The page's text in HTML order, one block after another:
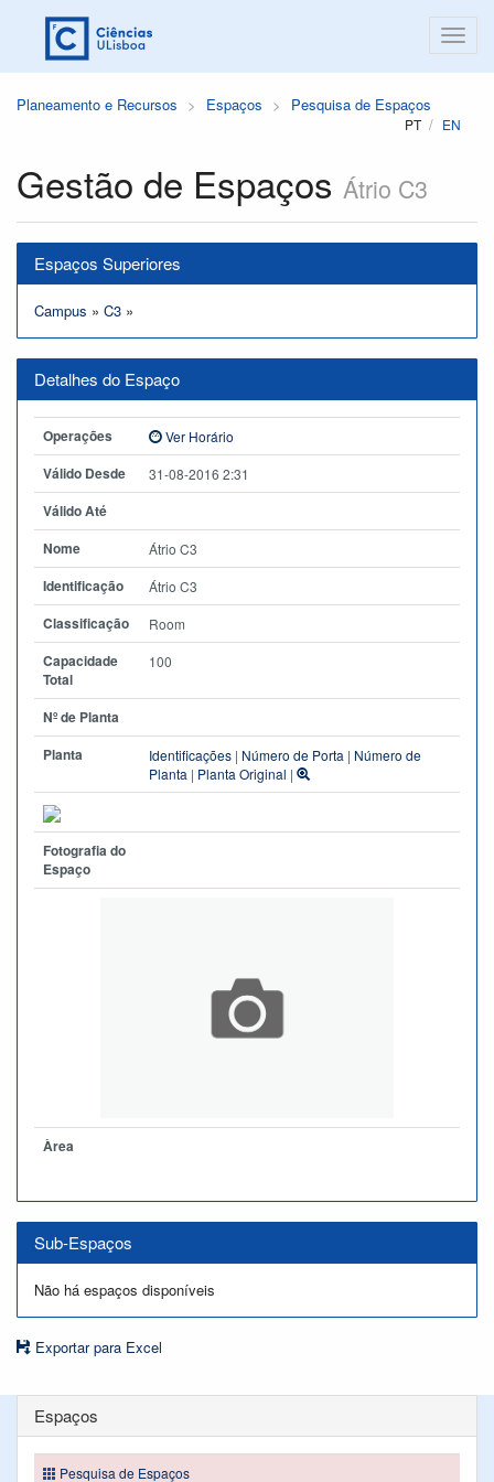
Planeamento e Recursos Espaços Pesquisa de Espaços
PT EN
Gestão de Espaços Átrio C3
Espaços Superiores
Campus » C3 »
Detalhes do Espaço
Operações Ver Horário
Válido Desde 31-08-2016 2:31
Válido Até
Nome
Átrio C3
Identificação Átrio C3
Classificação Room
Capacidade
Total
100
Nº de Planta
Planta
Identificações | Número de Porta | Número de
Planta | Planta Original |
Fotografia do
Espaço
Àrea
Sub-Espaços
Não há espaços disponíveis
Exportar para Excel
Espaços
Pesquisa de Espaços